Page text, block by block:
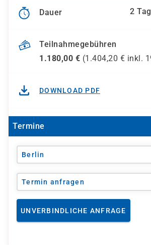
Dauer 2
Teilnahmegebühren
1.180,00 € (1.404,20 € inkl.
DOWNLOAD PDF
Termine
Berlin
Termin anfragen
UNVERBINDLICHE ANFRAGE